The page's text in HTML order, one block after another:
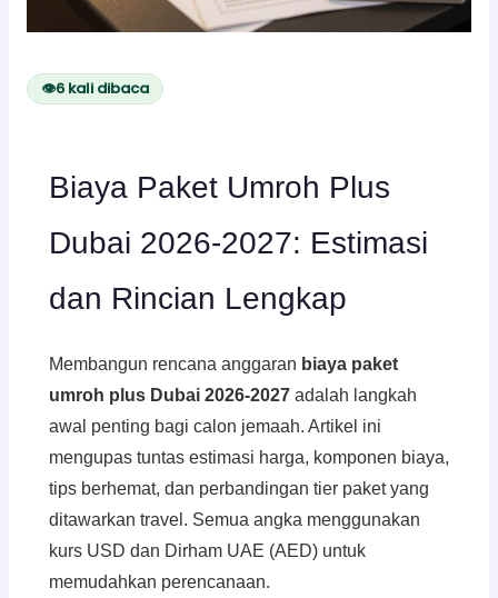
👁6kali dibaca
Biaya Paket Umroh Plus
Dubai 2026-2027: Estimasi
dan Rincian Lengkap
Membangun rencana anggaran biaya paket
umroh plus Dubai 2026-2027adalah langkah
awal penting bagi calon jemaah. Artikel ini
mengupas tuntas estimasi harga, komponen biaya,
tips berhemat, dan perbandingan tier paket yang
ditawarkan travel. Semua angka menggunakan
kurs USD dan Dirham UAE (AED) untuk
memudahkan perencanaan.